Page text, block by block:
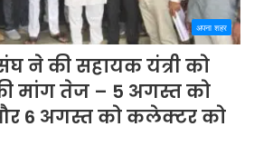
अपना शहर
ने की सहायक यंत्री को
मांग तेज – 5 अगस्त को
6 अगस्त को कलेक्टर को